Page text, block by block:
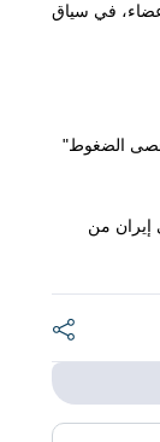
في سياق
الضغوط"
إيران من